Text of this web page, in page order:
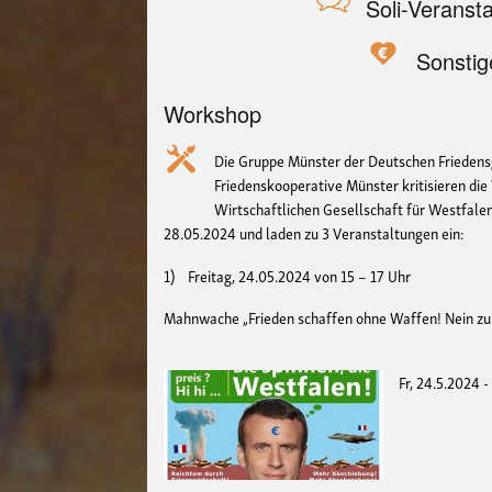
Soli-
Workshop
Die Gruppe Münster der Deutschen
Friedenskooperative Münster kritisieren
Wirtschaftlichen Gesellschaft für
28.05.2024 und laden zu 3 Veranstaltungen ein:
1) Freitag, 24.05.2024 von 15 – 17 Uhr
Mahnwache „Frieden schaffen ohne Waffen! Nein
Fr, 24.5.2024